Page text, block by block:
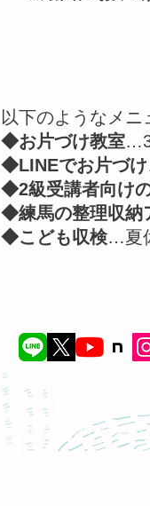
以下のようなメニ
◆お片づけ教室
◆LINEでお片づけ
◆2級受講者向け
◆練馬の整理収納
◆こども収検…夏
© このサイトの内容の無断転載